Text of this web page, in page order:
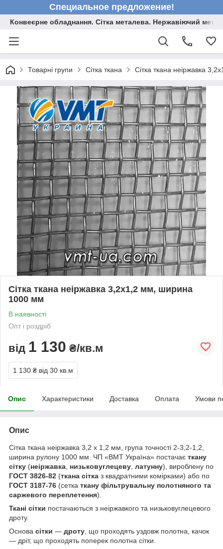
Специальное предложение!
Конвеєрне обладнання. Сітка металева. Нержавіючий
Товарні групи Сітка ткана Сітка ткана неіржавка
Сітка ткана неіржавка 3,2х1,2 мм, ширина
1000 мм
В наявності
Опт і роздріб
від 1 130 ₴/кв.м
1 130 ₴ від 30 кв.м
Опис Характеристики Доставка Оплата Умови
Опис
Сітка ткана неіржавка 3,2 х 1,2 мм, група точності 2-3,2-1,2,
ширина рулону 1000 мм. ЧП «ВМТ Україна» постачає ткану
сітку (неіржавка низьковуглецеву латунну), вироблену по
ГОСТ 3826-82 (ткана сітка з квадратними комірками) або по
ГОСТ 3187-76 (сетка ткану фільтрувальну полотняного та
саржевого переплетення).
Ткані сітки постачаються з неіржавкого та низьковуглецевого
дроту.
Основа сітки — дроту , що проходять уздовж полотна, качок
— дріт, що проходять поперек полотна сітки.